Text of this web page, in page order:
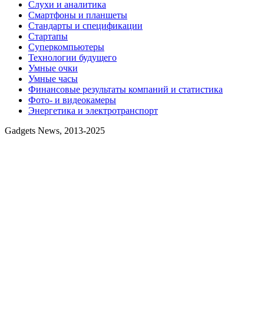
Слухи и аналитика
Смартфоны и планшеты
Стандарты и спецификации
Стартапы
Суперкомпьютеры
Технологии будущего
Умные очки
Умные часы
Финансовые результаты компаний и статистика
Фото- и видеокамеры
Энергетика и электротранспорт
Gadgets News, 2013-2025